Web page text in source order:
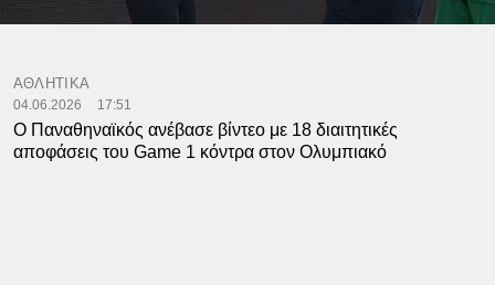
ΑΘΛΗΤΙΚΑ
04.06.2026 17:51
Ο Παναθηναϊκός ανέβασε βίντεο με 18 διαιτητικές
αποφάσεις του Game 1 κόντρα στον Ολυμπιακό